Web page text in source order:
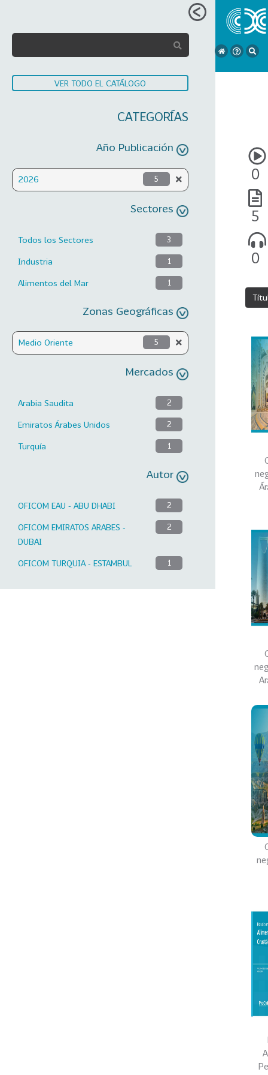
VER TODO EL CATÁLOGO
CATEGORÍAS
Año Publicación
2026 5
Sectores
Todos los Sectores 3
Industria 1
Alimentos del Mar 1
Zonas Geográficas
Medio Oriente 5
Mercados
Arabia Saudita 2
Emiratos Árabes Unidos 2
Turquía 1
Autor
OFICOM EAU - ABU DHABI 2
OFICOM EMIRATOS ARABES -
DUBAI
2
OFICOM TURQUIA - ESTAMBUL 1
0
5
0